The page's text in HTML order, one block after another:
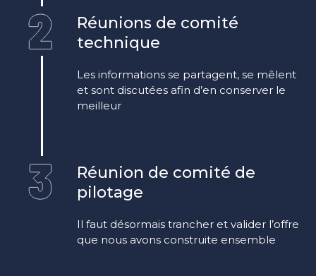
Réunions de comité
technique
Les informations se partagent, se mêlent
et sont discutées afin d’en conserver le
meilleur
Réunion de comité de
pilotage
Il faut désormais trancher et valider l’offre
que nous avons construite ensemble